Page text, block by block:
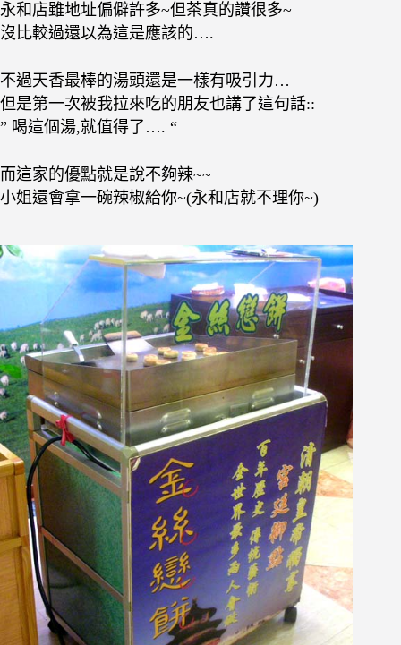
永和店雖地址偏僻許多~但茶真的讚很多~
沒比較過還以為這是應該的….
不過天香最棒的湯頭還是一樣有吸引力…
但是第一次被我拉來吃的朋友也講了這句話::
” 喝這個湯,就值得了…. “
而這家的優點就是說不夠辣~~
小姐還會拿一碗辣椒給你~(永和店就不理你~)